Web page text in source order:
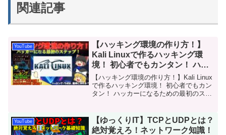
関連記事
YouTube
【ハッキング環境の作り方！】
Kali Linuxで作るハッキング環
境！ 初心者でもカンタン！ ハッ
カーになるための最初のステップ
をクリアしよう！ うぷ主的！オ
ススメのカスタマイズも解説！
【ハッキング環境の作り方！】Kali Linux
で作るハッキング環境！ 初心者でもカン
タン！ ハッカーになるための最初のステ
は、「ハッキング環境の作り方！」を
解...
YouTube
【ゆっくりIT】TCPとUDPとは？
絶対覚えろ！ネットワーク知識！